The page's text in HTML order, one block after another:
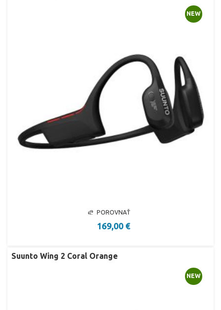
NEW
POROVNAŤ
169,00 €
Suunto Wing 2 Coral Orange
NEW